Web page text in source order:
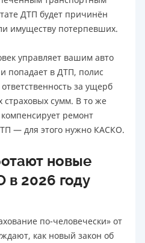
ДТП будет причинён
имуществу потерпевших.
управляет вашим авто
попадает в ДТП, полис
за ущерб
сумм. В то же
ремонт
— для этого нужно КАСКО.
новые
в 2026 году
по-человечески» от
как новый закон об